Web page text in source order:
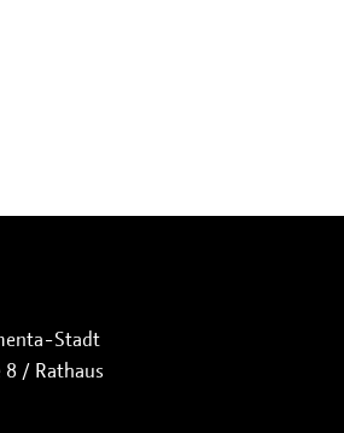
Stadt
8 / Rathaus